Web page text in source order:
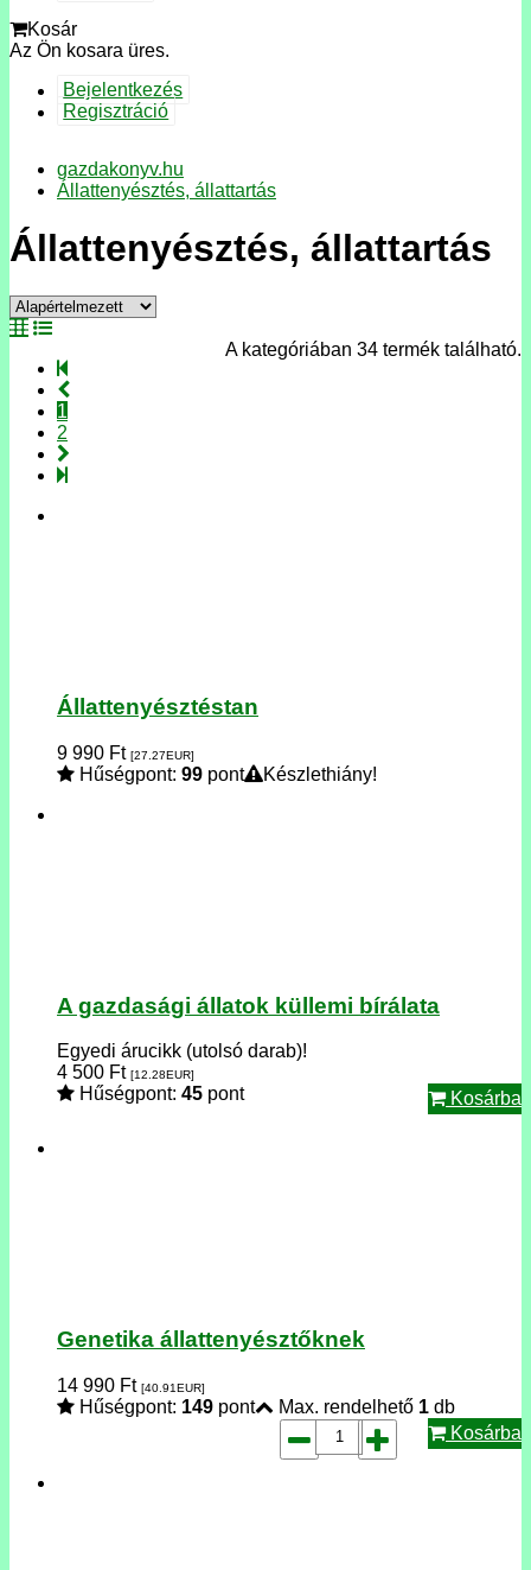
Kosár
Az Ön kosara üres.
Bejelentkezés
Regisztráció
gazdakonyv.hu
Állattenyésztés, állattartás
Állattenyésztés, állattartás
A kategóriában 34 termék található.
1
2
Állattenyésztéstan
9 990 Ft [27.27EUR]
Hűségpont: 99 pont Készlethiány!
A gazdasági állatok küllemi bírálata
Egyedi árucikk (utolsó darab)!
4 500 Ft [12.28EUR]
Hűségpont: 45 pont Kosárba
Genetika állattenyésztőknek
14 990 Ft [40.91EUR]
Hűségpont: 149 pont Max. rendelhető 1 db
Kosárba